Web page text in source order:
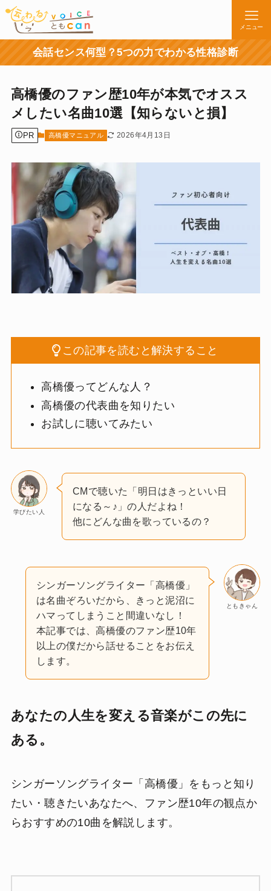
メニュー
会話センス何型？5つの力でわかる性格診断
高橋優のファン歴10年が本気でオスス
メしたい名曲10選【知らないと損】
PR 高橋優マニュアル 2026年4月13日
この記事を読むと解決すること
高橋優ってどんな人？
高橋優の代表曲を知りたい
お試しに聴いてみたい
学びたい人
CMで聴いた「明日はきっといい日
になる～♪」の人だよね！
他にどんな曲を歌っているの？
ともきゃん
シンガーソングライター「高橋優」
は名曲ぞろいだから、きっと泥沼に
ハマってしまうこと間違いなし！
本記事では、高橋優のファン歴10年
以上の僕だから話せることをお伝え
します。
あなたの人生を変える音楽がこの先に
ある。
シンガーソングライター「高橋優」をもっと知り
たい・聴きたいあなたへ、ファン歴10年の観点か
らおすすめの10曲を解説します。